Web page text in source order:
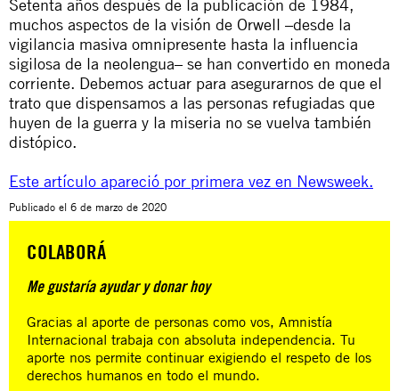
Setenta años después de la publicación de 1984,
muchos aspectos de la visión de Orwell –desde la
vigilancia masiva omnipresente hasta la influencia
sigilosa de la neolengua– se han convertido en moneda
corriente. Debemos actuar para asegurarnos de que el
trato que dispensamos a las personas refugiadas que
huyen de la guerra y la miseria no se vuelva también
distópico.
Este artículo apareció por primera vez en Newsweek.
Publicado el 6 de marzo de 2020
COLABORÁ
Me gustaría ayudar y donar hoy
Gracias al aporte de personas como vos, Amnistía
Internacional trabaja con absoluta independencia. Tu
aporte nos permite continuar exigiendo el respeto de los
derechos humanos en todo el mundo.